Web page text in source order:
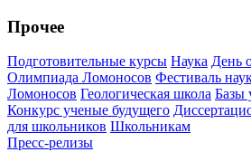
Прочее
Подготовительные курсы Наука День
Олимпиада Ломоносов Фестиваль
Ломоносов Геологическая школа Базы
Конкурс ученые будущего
для школьников Школьникам
Пресс-релизы